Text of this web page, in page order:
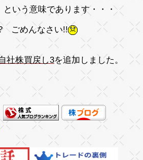
という意味であります・・・
ごめんなさい!!
社株買戻し3を追加しました。